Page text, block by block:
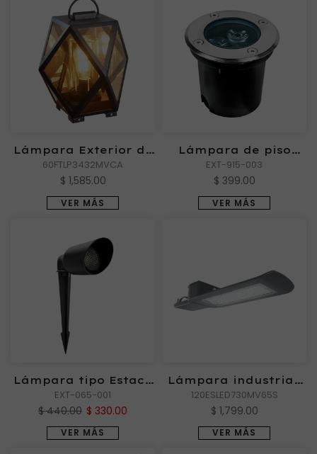
Lámpara Exterior de
Piso ALTER I
60FTLP3432MVCA
$ 1,585.00
VER MÁS
Lámpara de piso
empotrable Exterior
DRAG II
EXT-915-003
$ 399.00
VER MÁS
Lámpara tipo Estaca
Exterior IZAR
EXT-065-001
$ 440.00 $ 330.00
VER MÁS
Lámpara industrial,
exterior LED para
punta de poste, 120
120ESLED730MV65S
$ 1,799.00
VER MÁS